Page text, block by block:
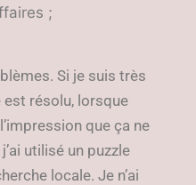
;
Si je suis très
est résolu, lorsque
que ça ne
utilisé un puzzle
locale. Je n’ai